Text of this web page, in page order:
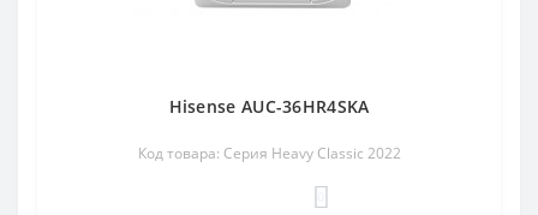
Hisense AUC-36HR4SKA
Код товара: Серия Heavy Classic 2022